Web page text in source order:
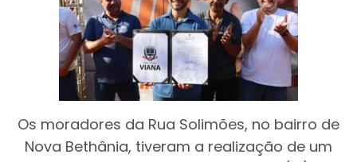
Os moradores da Rua Solimões, no bairro de
Nova Bethânia, tiveram a realização de um